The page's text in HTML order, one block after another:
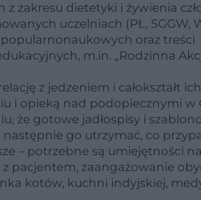
zakresu dietetyki i żywienia
uczelniach (PŁ, SGGW,
oraz treści
m.in. „Rodzinna
z jedzeniem i całokształt
i opieką nad podopiecznymi w
że gotowe jadłospisy i
następnie go utrzymać, co
– potrzebne są umiejętności
z pacjentem, zaangażowanie
kotów, kuchni indyjskiej,